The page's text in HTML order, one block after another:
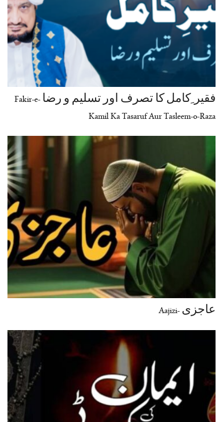
فقیر ِکامل کا تصرف اور تسلیم و رضا Fakir-e-
Kamil Ka Tasaruf Aur Tasleem-o-Raza
عاجزی -Aajizi